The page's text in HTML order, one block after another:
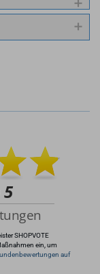
SHOPVOTE
ein, um
auf